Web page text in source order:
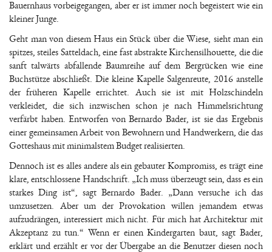
Bauernhaus vorbeigegangen, aber er ist immer noch begeistert wie ein
kleiner Junge.
Geht man von diesem Haus ein Stück über die Wiese, sieht man ein
spitzes, steiles Satteldach, eine fast abstrakte Kirchensilhouette, die die
sanft talwärts abfallende Baumreihe auf dem Bergrücken wie eine
Buchstütze abschließt. Die kleine Kapelle Salgenreute, 2016 anstelle
der früheren Kapelle errichtet. Auch sie ist mit Holzschindeln
verkleidet, die sich inzwischen schon je nach Himmelsrichtung
verfärbt haben. Entworfen von Bernardo Bader, ist sie das Ergebnis
einer gemeinsamen Arbeit von Bewohnern und Handwerkern, die das
Gotteshaus mit minimalstem Budget realisierten.
Dennoch ist es alles andere als ein gebauter Kompromiss, es trägt eine
klare, entschlossene Handschrift. „Ich muss überzeugt sein, dass es ein
starkes Ding ist“, sagt Bernardo Bader. „Dann versuche ich das
umzusetzen. Aber um der Provokation willen jemandem etwas
aufzudrängen, interessiert mich nicht. Für mich hat Architektur mit
Akzeptanz zu tun.“ Wenn er einen Kindergarten baut, sagt Bader,
erklärt und erzählt er vor der Übergabe an die Benutzer diesen noch